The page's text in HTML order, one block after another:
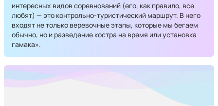
интересных видов соревнований (его, как правило, все
любят) — это контрольно-туристический маршрут. В него
входят не только веревочные этапы, которые мы бегаем
обычно, но и разведение костра на время или установка
гамака».